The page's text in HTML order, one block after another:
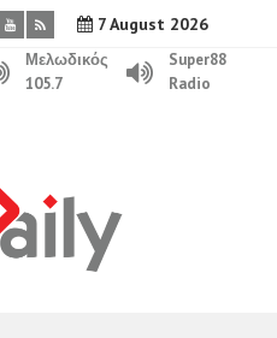
7 August 2026
Μελωδικός
105.7
Super88
Radio